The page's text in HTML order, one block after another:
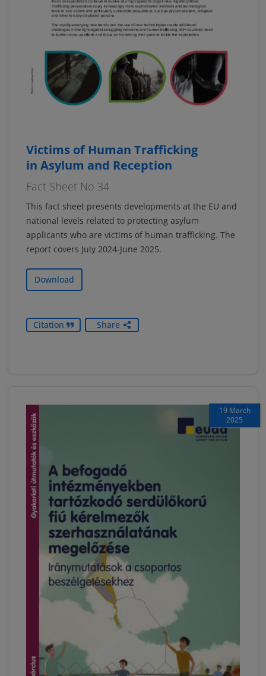
Victims of Human Trafficking
in Asylum and Reception
Fact Sheet No 34
This fact sheet presents developments at the EU and
national levels related to protecting asylum
applicants who are victims of human trafficking. The
report covers July 2024-June 2025.
Download
Citation Share
19 March
2025